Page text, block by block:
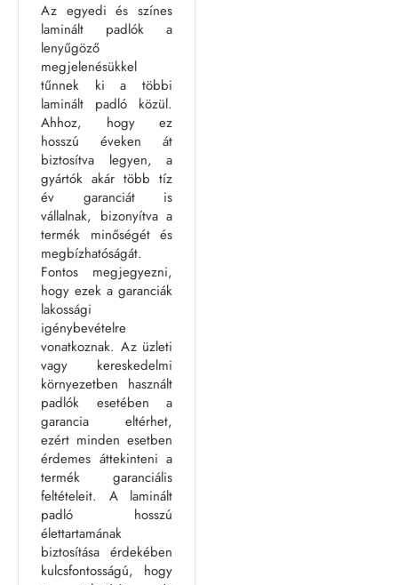
Az egyedi és színes
laminált padlók a
lenyűgöző
megjelenésükkel
tűnnek ki a többi
laminált padló közül.
Ahhoz, hogy ez
hosszú éveken át
biztosítva legyen, a
gyártók akár több tíz
év garanciát is
vállalnak, bizonyítva a
termék minőségét és
megbízhatóságát.
Fontos megjegyezni,
hogy ezek a garanciák
lakossági
igénybevételre
vonatkoznak. Az üzleti
vagy kereskedelmi
környezetben használt
padlók esetében a
garancia eltérhet,
ezért minden esetben
érdemes áttekinteni a
termék garanciális
feltételeit. A laminált
padló hosszú
élettartamának
biztosítása érdekében
kulcsfontosságú, hogy